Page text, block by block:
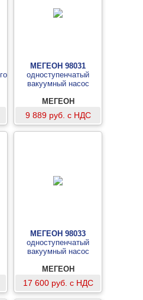
МЕГЕОН 98031
одноступенчатый
вакуумный насос
МЕГЕОН
9 889 руб. с НДС
МЕГЕОН 98033
одноступенчатый
вакуумный насос
МЕГЕОН
17 600 руб. с НДС